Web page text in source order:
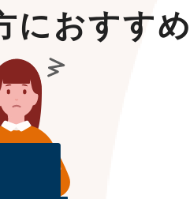
におすすめ